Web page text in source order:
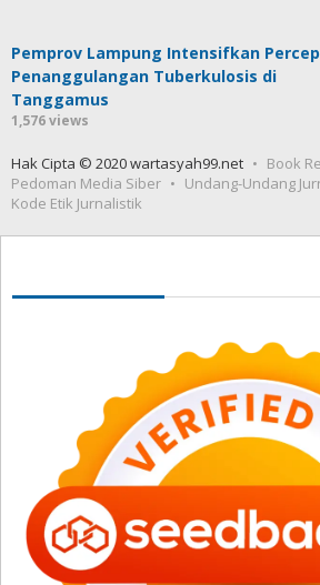
Pemprov Lampung Intensifkan
Penanggulangan Tuberkulosis di
Tanggamus
1,576 views
Hak Cipta © 2020 wartasyah99.net
Book
Pedoman Media Siber
Undang-Undang
Kode Etik Jurnalistik